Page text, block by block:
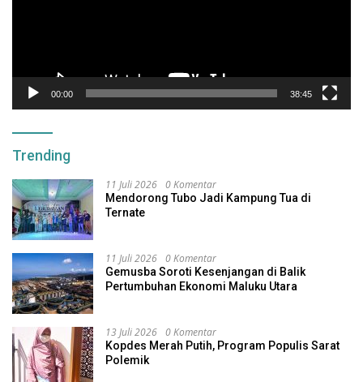
00:00 38:45
Trending
11 Juli 2026 0 Komentar
Mendorong Tubo Jadi Kampung Tua di
Ternate
11 Juli 2026 0 Komentar
Gemusba Soroti Kesenjangan di Balik
Pertumbuhan Ekonomi Maluku Utara
13 Juli 2026 0 Komentar
Kopdes Merah Putih, Program Populis Sarat
Polemik